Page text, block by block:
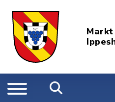
Markt